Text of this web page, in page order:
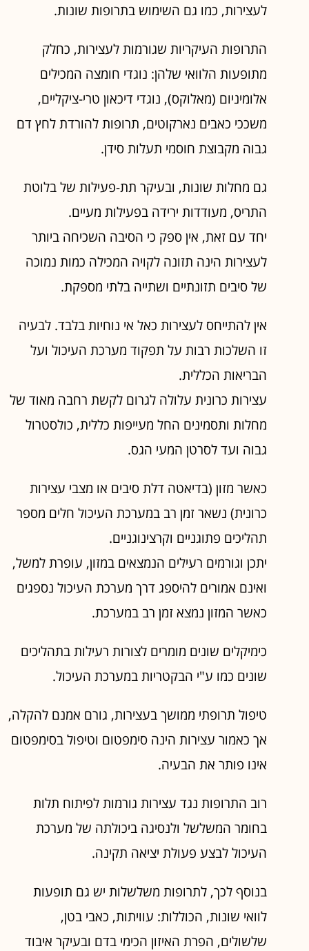
לעצירות, כמו גם השימוש בתרופות שונות.
התרופות העיקריות שגורמות לעצירות, כחלק
מתופעות הלוואי שלהן: נוגדי חומצה המכילים
אלומיניום (מאלוקס), נוגדי דיכאון טרי-ציקליים,
משככי כאבים נארקוטים, תרופות להורדת לחץ דם
גבוה מקבוצת חוסמי תעלות סידן.
גם מחלות שונות, ובעיקר תת-פעילות של בלוטת
התריס, מעודדות ירידה בפעילות מעיים.
יחד עם זאת, אין ספק כי הסיבה השכיחה ביותר
לעצירות הינה תזונה לקויה המכילה כמות נמוכה
של סיבים תזונתיים ושתייה בלתי מספקת.
אין להתייחס לעצירות כאל אי נוחיות בלבד. לבעיה
זו השלכות רבות על תפקוד מערכת העיכול ועל
הבריאות הכללית.
עצירות כרונית עלולה לגרום לקשת רחבה מאוד של
מחלות ותסמינים החל מעייפות כללית, כולסטרול
גבוה ועד לסרטן המעי הגס.
כאשר מזון (בדיאטה דלת סיבים או מצבי עצירות
כרונית) נשאר זמן רב במערכת העיכול חלים מספר
תהליכים פתוגניים וקרצינוגניים.
יתכן וגורמים רעילים הנמצאים במזון, עופרת למשל,
ואינם אמורים להיספג דרך מערכת העיכול נספגים
כאשר המזון נמצא זמן רב במערכת.
כימיקלים שונים מומרים לצורות רעילות בתהליכים
שונים כמו ע"י הבקטריות במערכת העיכול.
טיפול תרופתי ממושך בעצירות, גורם אמנם להקלה,
אך כאמור עצירות הינה סימפטום וטיפול בסימפטום
אינו פותר את הבעיה.
רוב התרופות נגד עצירות גורמות לפיתוח תלות
בחומר המשלשל ולנסיגה ביכולתה של מערכת
העיכול לבצע פעולת יציאה תקינה.
בנוסף לכך, לתרופות משלשלות יש גם תופעות
לוואי שונות, הכוללות: עוויתות, כאבי בטן,
שלשולים, הפרת האיזון הכימי בדם ובעיקר איבוד